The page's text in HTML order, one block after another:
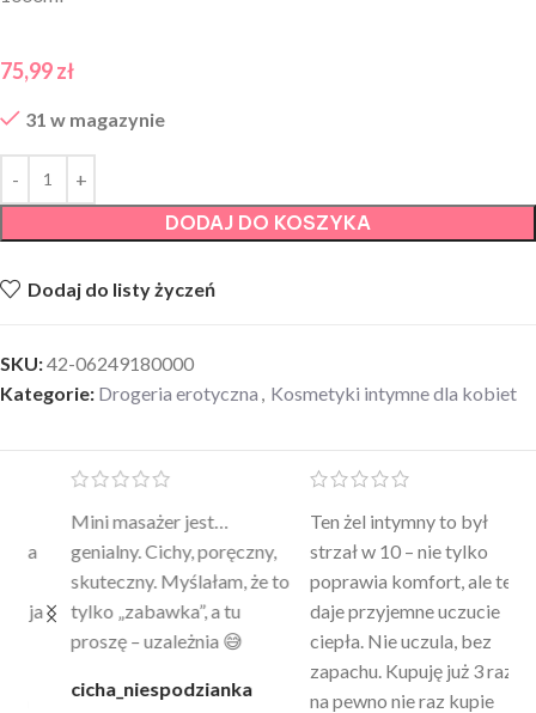
75,99zł
31 w magazynie
DODAJ DO KOSZYKA
Dodaj do listy życzeń
SKU:42-06249180000
Kategorie: Drogeria erotyczna , Kosmetyki intymne dla kobiet
Mini masażer jest…
genialny. Cichy, poręczny,
skuteczny. Myślałam, że to
tylko „zabawka”, a tu
proszę – uzależnia 😅
cicha_niespodzianka
Ten żel intymny to był
strzał w 10 – nie tylko
poprawia komfort, ale też
daje przyjemne uczucie
ciepła. Nie uczula, bez
zapachu. Kupuję już 3 raz i
na pewno nie raz kupie